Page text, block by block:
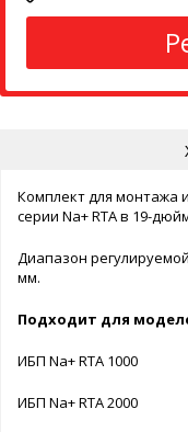
Комплект для монтажа
серии Na+ RTA в 19-
Диапазон
мм.
Подходит для
ИБП Na+ RTA 1000
ИБП Na+ RTA 2000